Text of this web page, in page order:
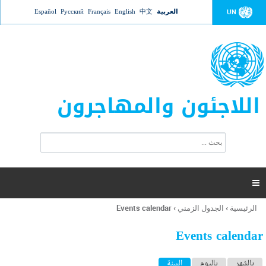
Jump to navigation UN العربية 中文
English
Français
Русский
Español
اللاجئون والمهاجرون
ت
ر
ل
ح
ب

أنت
هنا
الرئيسية › الجدول الزمني ›
Events calendar
Events calendar